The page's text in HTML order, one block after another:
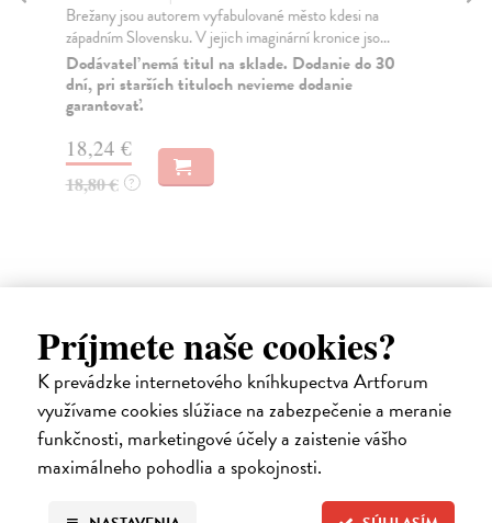
Príjmete naše cookies?
K prevádzke internetového kníhkupectva Artforum
využívame cookies slúžiace na zabezpečenie a meranie
funkčnosti, marketingové účely a zaistenie vášho
maximálneho pohodlia a spokojnosti.
Brežany jsou autorem vyfabulované město kdesi na
západním Slovensku. V jejich imaginární kronice jso...
Dodávateľ nemá titul na sklade. Dodanie do 30
dní, pri starších tituloch nevieme dodanie
garantovať.
18,24 €
18,80 € ?
Ďalšie z kategórie osobnosti
predpredaj